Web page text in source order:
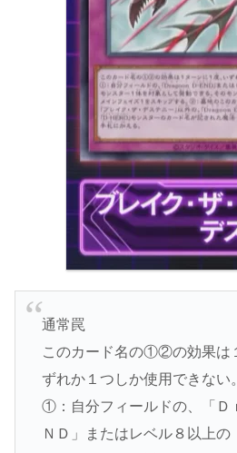
通常罠
このカード名の①②の効果は
ずれか１つしか使用できない。
①：自分フィールドの、「Ｄ
ＮＤ」またはレベル８以上の